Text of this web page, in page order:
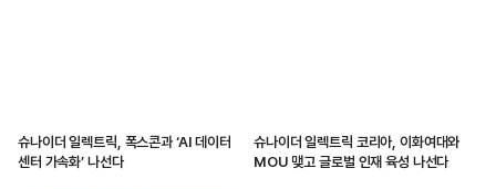
슈나이더 일렉트릭, 폭스콘과 ‘AI 데이터
센터 가속화’ 나선다
슈나이더 일렉트릭 코리아, 이화여대와
MOU 맺고 글로벌 인재 육성 나선다